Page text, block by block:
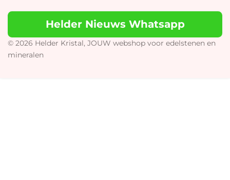
t
a
r
T
o
e
b
o
t
s
p
Helder Nieuws Whatsapp
© 2026 Helder Kristal, JOUW webshop voor edelstenen en
mineralen